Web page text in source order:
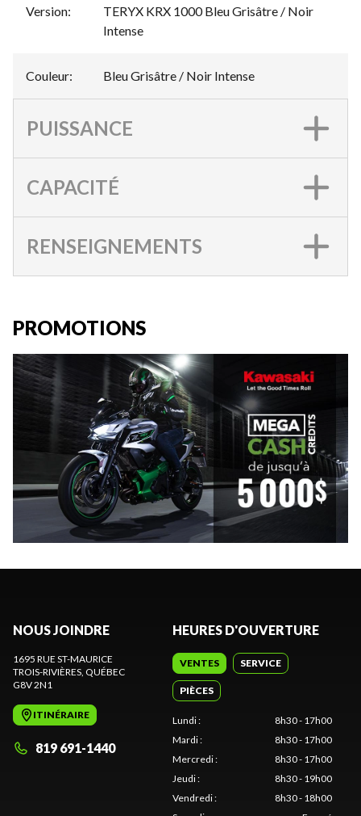
Version:
TERYX KRX 1000 Bleu Grisâtre / Noir
Intense
Couleur: Bleu Grisâtre / Noir Intense
PUISSANCE
CAPACITÉ
RENSEIGNEMENTS
PROMOTIONS
NOUS JOINDRE
1695 RUE ST-MAURICE
TROIS-RIVIÈRES , QUÉBEC
G8V 2N1
ITINÉRAIRE
819 691-1440
HEURES D'OUVERTURE
VENTES SERVICE
PIÈCES
Lundi:
8h30 - 17h00
Mardi:
8h30 - 17h00
Mercredi:
8h30 - 17h00
Jeudi:
8h30 - 19h00
Vendredi:
8h30 - 18h00